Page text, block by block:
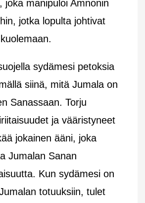
joka manipuloi Amnonin
jotka lopulta johtivat
sydämesi petoksia
siinä, mitä Jumala on
Sanassaan. Torju
ja vääristyneet
jokainen ääni, joka
Jumalan Sanan
Kun sydämesi on
totuuksiin, tulet